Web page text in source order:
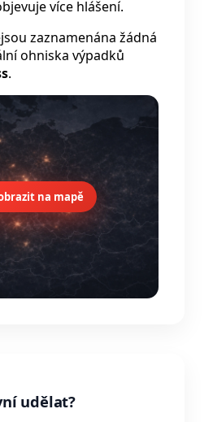
více hlášení.
zaznamenána žádná
ohniska výpadků
.
na mapě
udělat?